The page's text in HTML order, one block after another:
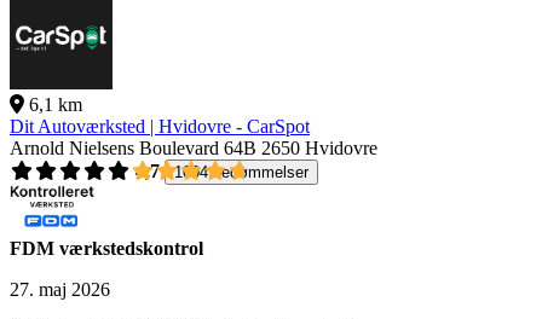
6,1 km
Dit Autoværksted | Hvidovre - CarSpot
Arnold Nielsens Boulevard 64B 2650 Hvidovre
4,7
1004 bedømmelser
FDM værkstedskontrol
27. maj 2026